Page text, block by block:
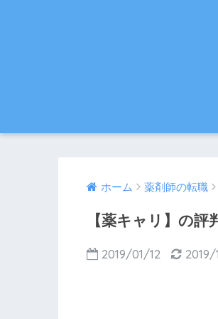
ホーム 薬剤師の転職
【薬キャリ】の
2019/01/12